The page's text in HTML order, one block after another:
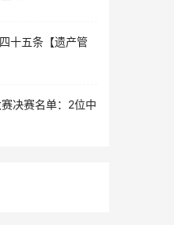
十五条【遗产管
决赛名单：2位中